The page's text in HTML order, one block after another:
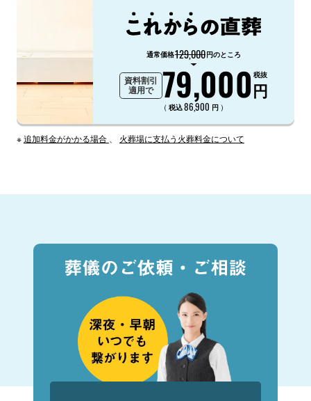
通常価格129,000円のところ
資料割引
適用で
79,000円
税抜
（ 税込86,900 円 ）
※追加料金がかかる場合 火葬場に支払う火葬料金について